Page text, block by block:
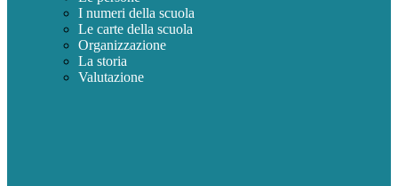
I numeri della scuola
Le carte della scuola
Organizzazione
La storia
Valutazione